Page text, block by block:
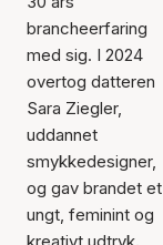
brancheerfaring
med sig. I 2024
overtog datteren
Sara Ziegler,
uddannet
smykkedesigner,
og gav brandet et
ungt, feminint og